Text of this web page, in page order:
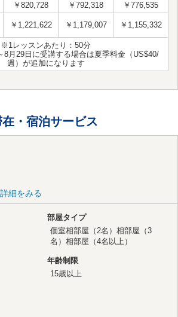
￥820,728 ￥792,318
￥776,535
￥1,221,622 ￥1,179,007 ￥1,155,332
※1レッスンあたり：50分
月29日に受講する場合は夏季料金（US$40/
週）が追加になります
・宿泊サービス
細をみる
部屋タイプ
個室相部屋（2名） 相部屋（3
名） 相部屋（4名以上）
年齢制限
15歳以上